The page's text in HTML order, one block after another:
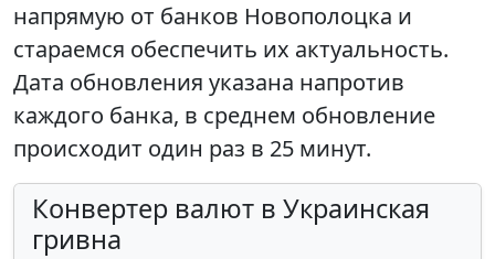
напрямую от банков Новополоцка и
стараемся обеспечить их актуальность.
Дата обновления указана напротив
каждого банка, в среднем обновление
происходит один раз в 25 минут.
Конвертер валют в Украинская
гривна